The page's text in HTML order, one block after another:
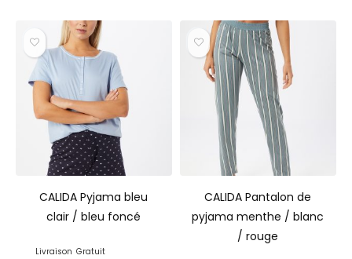
CALIDA Pyjama bleu
clair / bleu foncé
Livraison Gratuit
CALIDA Pantalon de
pyjama menthe / blanc
/ rouge